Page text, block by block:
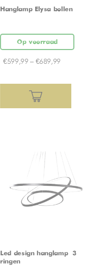
Hanglamp Elysa bollen
Op voorraad
€599,99 – €689,99
Led design hanglamp – 3
ringen